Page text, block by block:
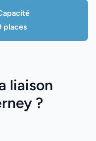
places
liaison
?